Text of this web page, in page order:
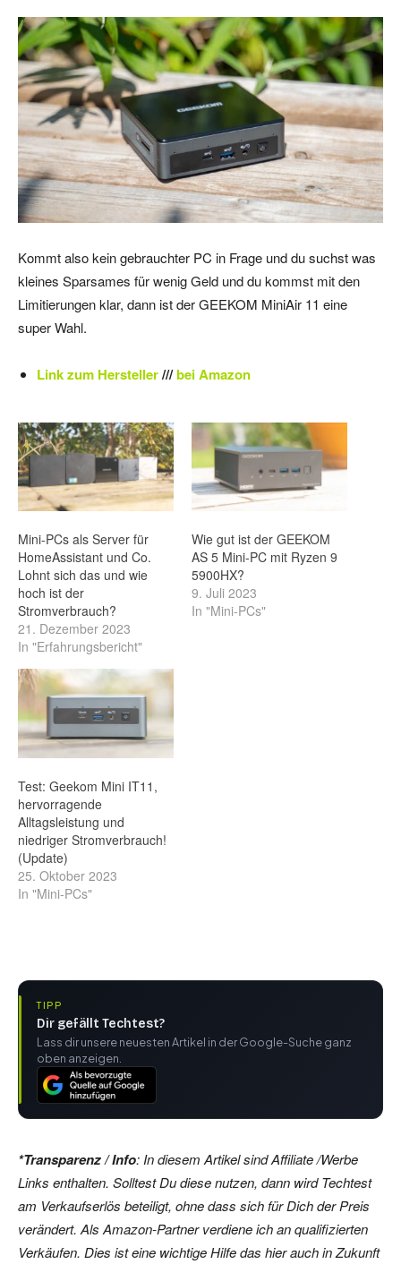
Kommt also kein gebrauchter PC in Frage und du suchst was
kleines Sparsames für wenig Geld und du kommst mit den
Limitierungen klar, dann ist der GEEKOM MiniAir 11 eine
super Wahl.
Link zum Hersteller///bei Amazon
Mini-PCs als Server für
HomeAssistant und Co.
Lohnt sich das und wie
hoch ist der
Stromverbrauch?
21. Dezember 2023
In "Erfahrungsbericht"
Wie gut ist der GEEKOM
AS 5 Mini-PC mit Ryzen 9
5900HX?
9. Juli 2023
In "Mini-PCs"
Test: Geekom Mini IT11,
hervorragende
Alltagsleistung und
niedriger Stromverbrauch!
(Update)
25. Oktober 2023
In "Mini-PCs"
TIPP
Dir gefällt Techtest?
Lass dir unsere neuesten Artikel in der Google-Suche ganz
oben anzeigen.
*Transparenz / Info: In diesem Artikel sind Affiliate /Werbe
Links enthalten. Solltest Du diese nutzen, dann wird Techtest
am Verkaufserlös beteiligt, ohne dass sich für Dich der Preis
verändert. Als Amazon-Partner verdiene ich an qualifizierten
Verkäufen. Dies ist eine wichtige Hilfe das hier auch in Zukunft